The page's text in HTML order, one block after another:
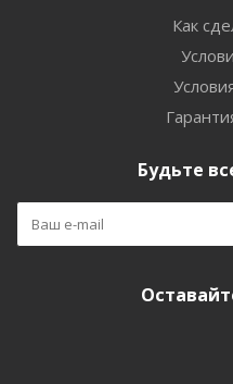
Как
Будьте